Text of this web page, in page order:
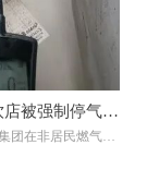
店被强制停气！
团在非居民燃气安
两家拒不整改隐患